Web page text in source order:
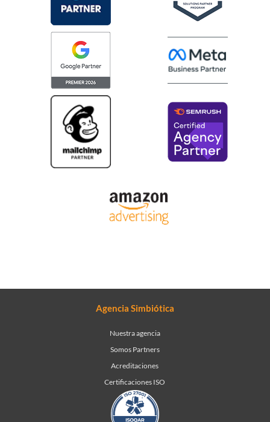
Agencia Simbiótica
Nuestra agencia
Somos Partners
Acreditaciones
Certificaciones ISO